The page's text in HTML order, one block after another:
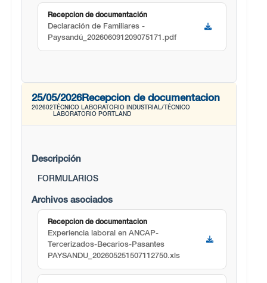
Recepcion de documentación
Declaración de Familiares -
Paysandú_202606091209075171.pdf
25/05/2026Recepcion de documentacion
202602 TÉCNICO LABORATORIO INDUSTRIAL/TÉCNICO
LABORATORIO PORTLAND
Descripción
FORMULARIOS
Archivos asociados
Recepcion de documentacion
Experiencia laboral en ANCAP-
Tercerizados-Becarios-Pasantes
PAYSANDU_202605251507112750.xls